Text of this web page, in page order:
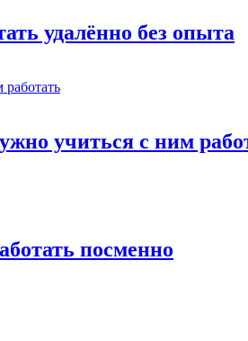
удалённо без опыта
учиться с ним
посменно